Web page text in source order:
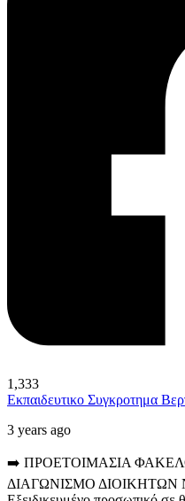
1,333
Εκπαιδευτικο Συγκροτημα
3 years ago
➡️ ΠΡΟΕΤΟΙΜΑΣΙΑ
ΔΙΑΓΩΝΙΣΜΟ